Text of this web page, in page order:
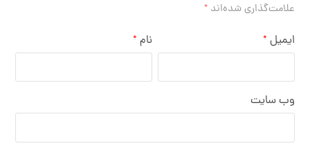
علامت‌گذاری شده‌اند*
نام * ایمیل *
وب‌ سایت